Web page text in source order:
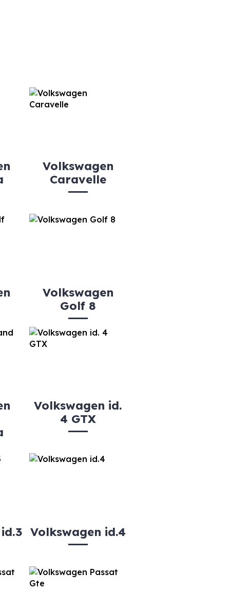
Volkswagen
Caravelle
Volkswagen
Golf 8
Volkswagen id.
4 GTX
Volkswagen id.4